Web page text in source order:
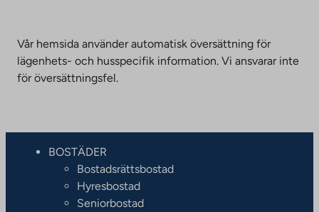
Vår hemsida använder automatisk översättning för
lägenhets- och husspecifik information. Vi ansvarar inte
för översättningsfel.
BOSTÄDER
Bostadsrättsbostad
Hyresbostad
Seniorbostad